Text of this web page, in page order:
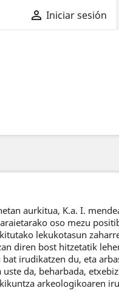
 Iniciar sesión
aurkitua, K.a. I.
oso mezu
lekukotasun
diren bost hitzetatik
irudikatzen du, eta
da, beharbada,
arkeologikoaren